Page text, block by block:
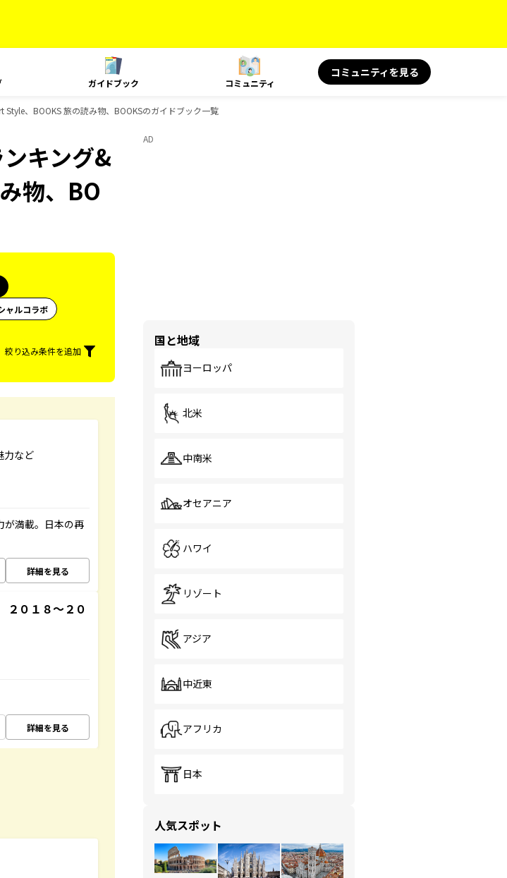
ガイドブック コミュニティ
コミュニティを見る
、BOOKS 旅の読み物、BOOKSのガイドブック一覧
キング&
物、BO
ャルコラボ
絞り込み条件を追加
力など
が満載。日本の再
詳細を見る
０１８～２０
詳細を見る
AD
国と地域
ヨーロッパ
北米
中南米
オセアニア
ハワイ
リゾート
アジア
中近東
アフリカ
日本
人気スポット